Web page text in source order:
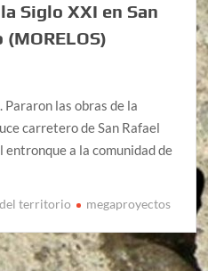
Siglo XXI en San
las obras de la
carretero de San Rafael
a la comunidad de
territorio megaproyectos